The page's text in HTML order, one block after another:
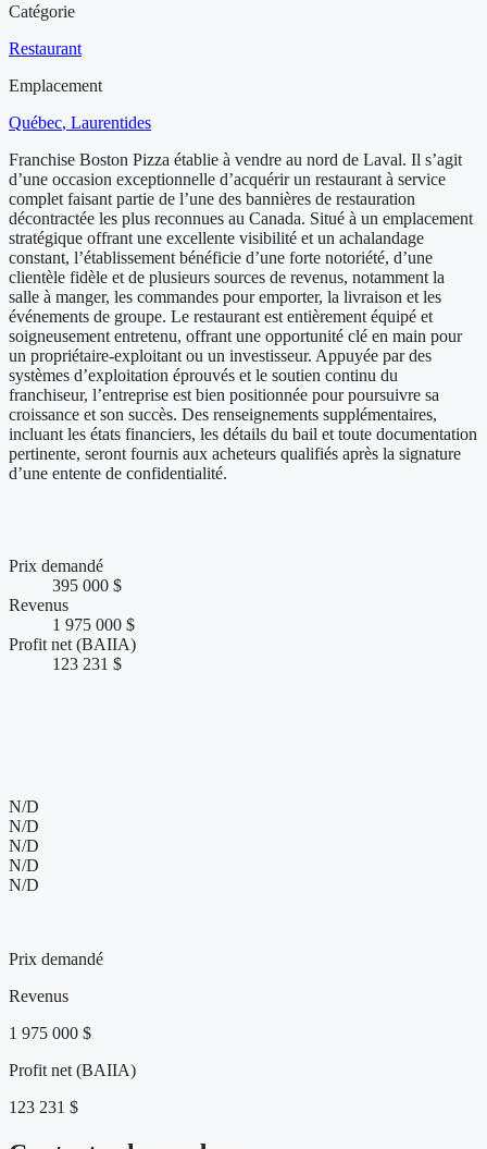
Catégorie
Restaurant
Emplacement
Québec, Laurentides
Franchise Boston Pizza établie à vendre au nord de Laval. Il s’agit
d’une occasion exceptionnelle d’acquérir un restaurant à service
complet faisant partie de l’une des bannières de restauration
décontractée les plus reconnues au Canada. Situé à un emplacement
stratégique offrant une excellente visibilité et un achalandage
constant, l’établissement bénéficie d’une forte notoriété, d’une
clientèle fidèle et de plusieurs sources de revenus, notamment la
salle à manger, les commandes pour emporter, la livraison et les
événements de groupe. Le restaurant est entièrement équipé et
soigneusement entretenu, offrant une opportunité clé en main pour
un propriétaire-exploitant ou un investisseur. Appuyée par des
systèmes d’exploitation éprouvés et le soutien continu du
franchiseur, l’entreprise est bien positionnée pour poursuivre sa
croissance et son succès. Des renseignements supplémentaires,
incluant les états financiers, les détails du bail et toute documentation
pertinente, seront fournis aux acheteurs qualifiés après la signature
d’une entente de confidentialité.
Prix demandé
395 000 $
Revenus
1 975 000 $
Profit net (BAIIA)
123 231 $
N/D
N/D
N/D
N/D
N/D
Prix demandé
Revenus
1 975 000 $
Profit net (BAIIA)
123 231 $